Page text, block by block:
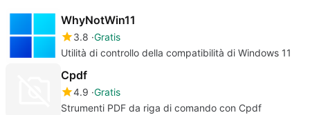
WhyNotWin11
3.8 Gratis
Utilità di controllo della compatibilità di Windows 11
Cpdf
4.9 Gratis
Strumenti PDF da riga di comando con Cpdf